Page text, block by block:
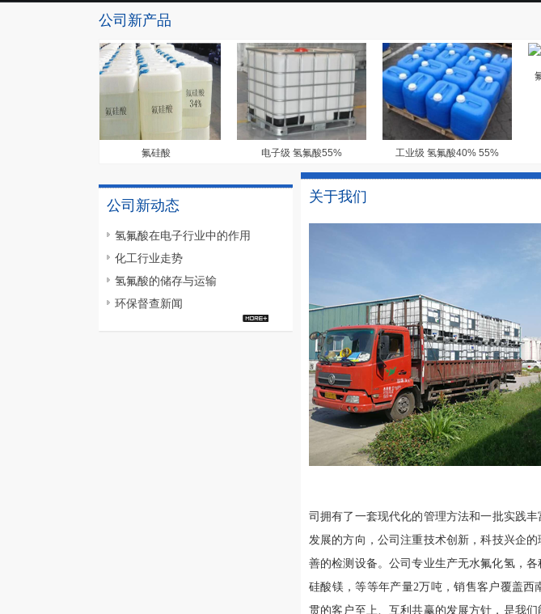
公司新产品
氟硅酸 电子级 氢氟酸55% 工业级 氢氟酸40% 55%
氟
公司新动态
氢氟酸在电子行业中的作用
化工行业走势
氢氟酸的储存与运输
环保督查新闻
关于我们
司拥有了一套现代化的管理方法和一批实践
发展的方向，公司注重技术创新，科技兴企
善的检测设备。公司专业生产无水氟化氢，
硅酸镁，等等年产量2万吨，销售客户覆盖
贯的客户至上、互利共赢的发展方针，是我